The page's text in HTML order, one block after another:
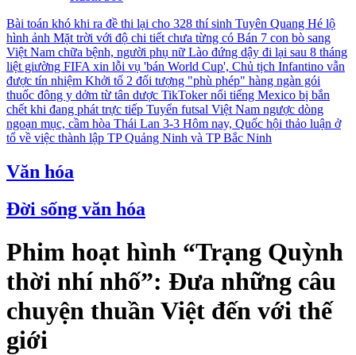
Bài toán khó khi ra đề thi lại cho 328 thí sinh Tuyên Quang Hé lộ
hình ảnh Mặt trời với độ chi tiết chưa từng có Bán 7 con bò sang
Việt Nam chữa bệnh, người phụ nữ Lào đứng dậy đi lại sau 8 tháng
liệt giường FIFA xin lỗi vụ 'bán World Cup', Chủ tịch Infantino vẫn
được tín nhiệm Khởi tố 2 đối tượng "phù phép" hàng ngàn gói
thuốc đông y dởm từ tân dược TikToker nổi tiếng Mexico bị bắn
chết khi đang phát trực tiếp Tuyển futsal Việt Nam ngược dòng
ngoạn mục, cầm hòa Thái Lan 3-3 Hôm nay, Quốc hội thảo luận ở
tổ về việc thành lập TP Quảng Ninh và TP Bắc Ninh
Văn hóa
Đời sống văn hóa
Phim hoạt hình “Trạng Quỳnh
thời nhí nhố”: Đưa những câu
chuyện thuần Việt đến với thế
giới